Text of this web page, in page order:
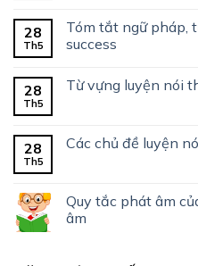
28
Th5
Tóm tắt ngữ pháp,
success
28
Th5
Từ vựng luyện nói
28
Th5
Các chủ đề luyện
Quy tắc phát âm
âm